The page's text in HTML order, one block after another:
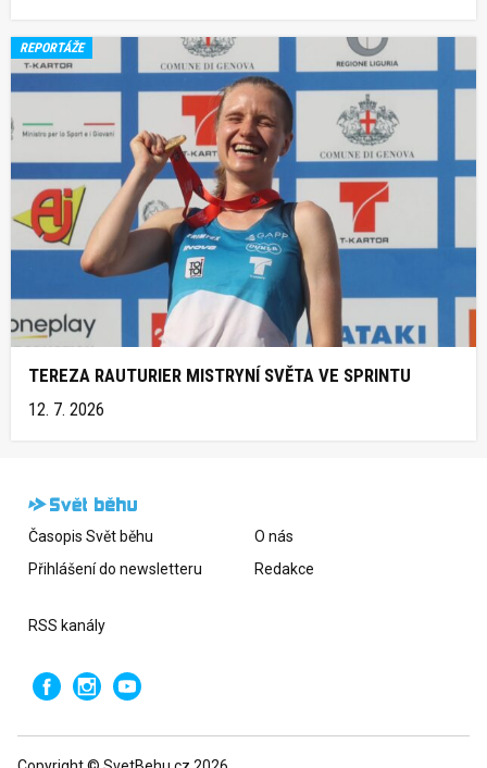
REPORTÁŽE
TEREZA RAUTURIER MISTRYNÍ SVĚTA VE SPRINTU
12. 7. 2026
Časopis Svět běhu
Přihlášení do newsletteru
O nás
Redakce
RSS kanály